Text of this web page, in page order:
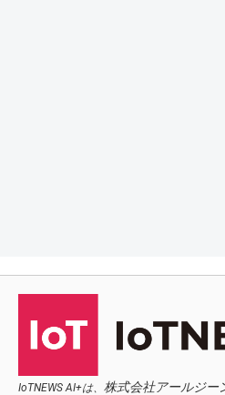
IoTNEWS AI+は、 株式会社アールジー